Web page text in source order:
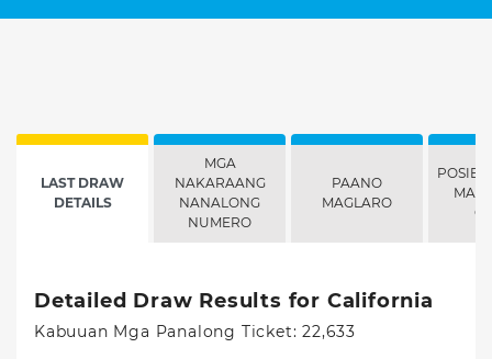
LAST DRAW
DETAILS
MGA
NAKARAANG
NANALONG
NUMERO
PAANO
MAGLARO
Detailed Draw Results for California
Kabuuan Mga Panalong Ticket:22,633